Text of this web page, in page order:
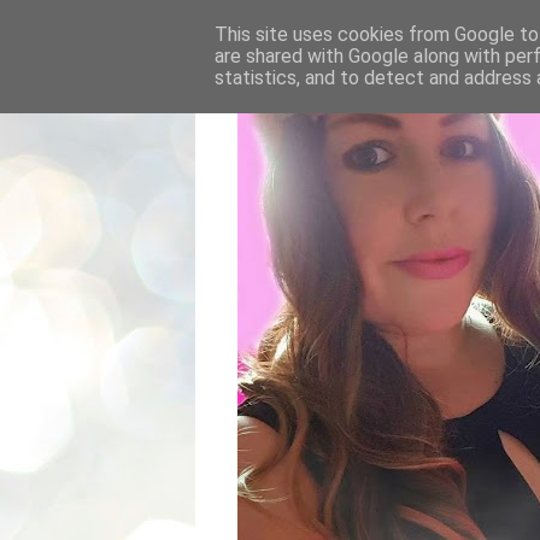
This site uses cookies from Google
are shared with Google along with
statistics, and to detect and address